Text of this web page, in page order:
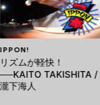
IPPON!
リズムが軽快！
──KAITO TAKISHITA /
瀧下海人